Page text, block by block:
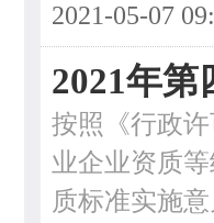
2021-05-07
2021年
按照《行政
业企业资质
质标准实施